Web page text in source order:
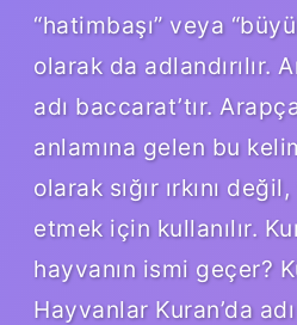
“hatimbaşı” veya
olarak da adlandırılır.
adı baccarat’tır.
anlamına gelen bu
olarak sığır ırkını
etmek için kullanılır.
hayvanın ismi geçer?
Hayvanlar Kuran’da